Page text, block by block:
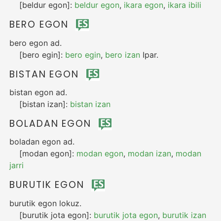
[beldur egon]: beldur egon, ikara egon, ikara ibili
BERO EGON
bero egon ad.
[bero egin]: bero egin, bero izan Ipar.
BISTAN EGON
bistan egon ad.
[bistan izan]: bistan izan
BOLADAN EGON
boladan egon ad.
[modan egon]: modan egon, modan izan, modan
jarri
BURUTIK EGON
burutik egon lokuz.
[burutik jota egon]: burutik jota egon, burutik izan